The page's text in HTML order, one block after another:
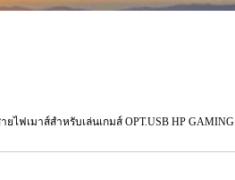
ยไฟเมาส์สำหรับเล่นเกมส์ OPT.USB HP GAMING